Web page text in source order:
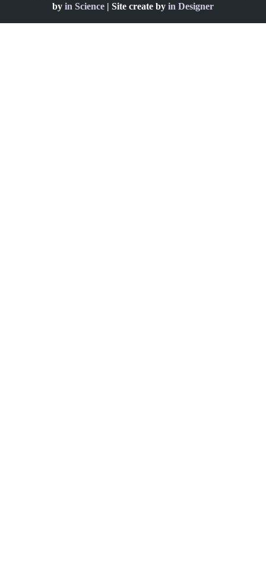
by in Science | Site create by in Designer